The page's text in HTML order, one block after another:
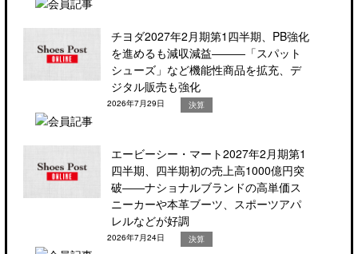
チヨダ2027年2月期第1四半期、PB強化
を進めるも減収減益―――「スパット
シューズ」など機能性商品を拡充、デ
ジタル販売も強化
2026年7月29日 決算
エービーシー・マート2027年2月期第1
四半期、四半期初の売上高1000億円突
破――ナショナルブランドの高単価ス
ニーカーや本革ブーツ、スポーツアパ
レルなどが好調
2026年7月24日 決算